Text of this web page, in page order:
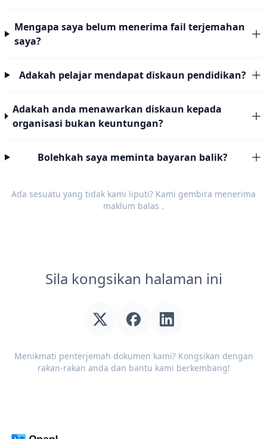
Mengapa saya belum menerima fail terjemahan
saya?
Adakah pelajar mendapat diskaun pendidikan?
Adakah anda menawarkan diskaun kepada
organisasi bukan keuntungan?
Bolehkah saya meminta bayaran balik?
Ada sesuatu yang tidak kami liputi? Kami gembira menerima
maklum balas .
Sila kongsikan halaman ini
Menikmati penterjemah dokumen kami? Kongsikan dengan
rakan-rakan anda dan bantu kami berkembang!